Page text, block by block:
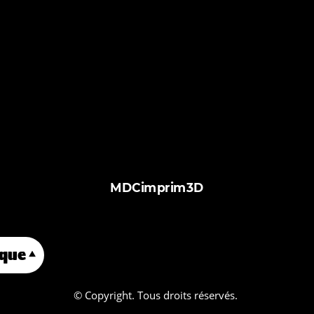
MDCimprim3D
© Copyright. Tous droits réservés.